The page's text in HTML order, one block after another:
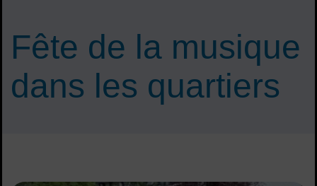
Fête de la musique
dans les quartiers